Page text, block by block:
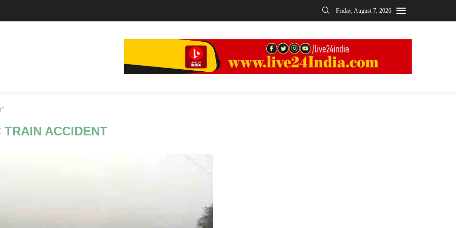
Friday, August 7, 2026
TRAIN ACCIDENT